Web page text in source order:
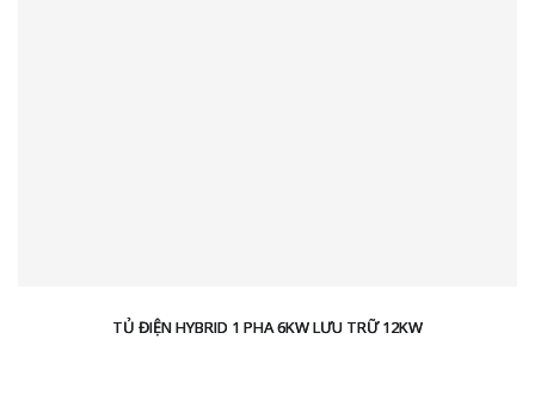
TỦ ĐIỆN HYBRID 1 PHA 6KW LƯU TRỮ 12KW